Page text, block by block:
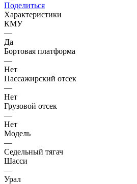
Поделиться
Характеристики
КМУ
—
Да
Бортовая платформа
—
Нет
Пассажирский отсек
—
Нет
Грузовой отсек
—
Нет
Модель
—
Седельный тягач
Шасси
—
Урал